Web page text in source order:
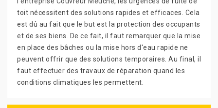
toit nécessitent des solutions rapides et efficaces. Cela
est dû au fait que le but est la protection des occupants
et de ses biens. De ce fait, il faut remarquer que la mise
en place des bâches ou la mise hors d'eau rapide ne
peuvent offrir que des solutions temporaires. Au final, il
faut effectuer des travaux de réparation quand les
conditions climatiques les permettent.